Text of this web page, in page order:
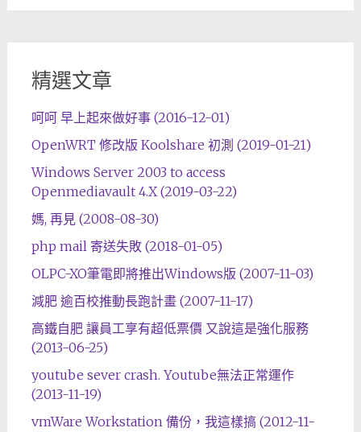
精選文章
呵呵 早上起來做好事 (2016-12-01)
OpenWRT 修改版 Koolshare 初測 (2019-01-21)
Windows Server 2003 to access
Openmediavault 4.X (2019-03-22)
媽, 再見 (2008-08-30)
php mail 寄送失敗 (2018-01-05)
OLPC-XO筆電即將推出Windows版 (2007-11-03)
減肥 逾百校推動長跑計畫 (2007-11-17)
高鐵自肥 讓員工享有超低票價 又說這是強化服務
(2013-06-25)
youtube sever crash. Youtube無法正常運作
(2013-11-19)
vmWare Workstation 備份，我這樣搞 (2012-11-